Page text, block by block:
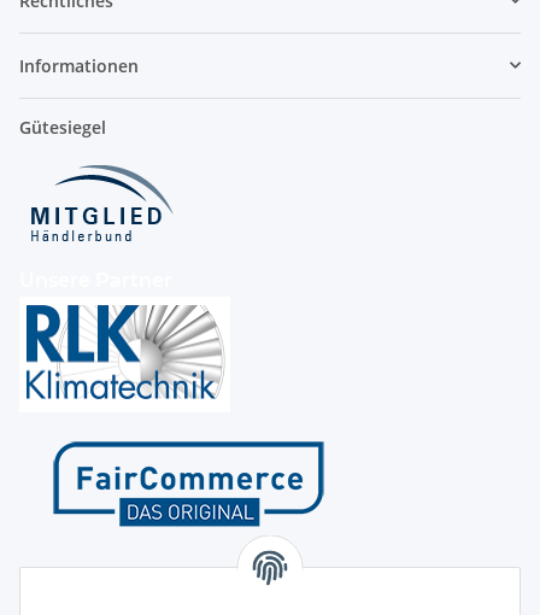
Informationen
Gütesiegel